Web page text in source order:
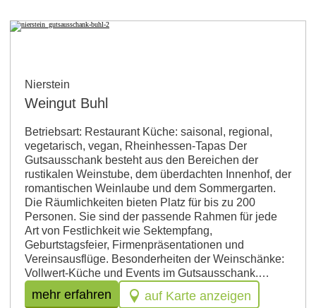
Nierstein
Weingut Buhl
Betriebsart: Restaurant Küche: saisonal, regional,
vegetarisch, vegan, Rheinhessen-Tapas Der
Gutsausschank besteht aus den Bereichen der
rustikalen Weinstube, dem überdachten Innenhof, der
romantischen Weinlaube und dem Sommergarten.
Die Räumlichkeiten bieten Platz für bis zu 200
Personen. Sie sind der passende Rahmen für jede
Art von Festlichkeit wie Sektempfang,
Geburtstagsfeier, Firmenpräsentationen und
Vereinsausflüge. Besonderheiten der Weinschänke:
Vollwert-Küche und Events im Gutsausschank.…
mehr erfahren auf Karte anzeigen